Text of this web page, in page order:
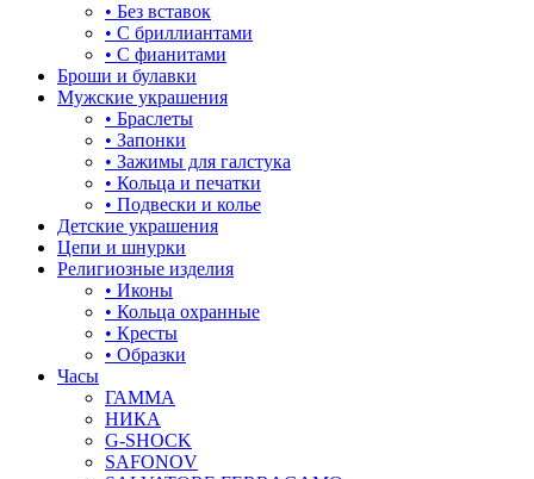
корона
кошки
круг (шар)
крылья и перья
листья
ловец снов
лошадки и единороги
лягушки
медведь
музыка
• Без вставок
• С бриллиантами
• С фианитами
Броши и булавки
Мужские украшения
• Браслеты
• Запонки
• Зажимы для галстука
• Кольца и печатки
• Подвески и колье
Детские украшения
Цепи и шнурки
Религиозные изделия
• Иконы
• Кольца охранные
• Кресты
• Образки
Часы
ГАММА
НИКА
G-SHOCK
SAFONOV